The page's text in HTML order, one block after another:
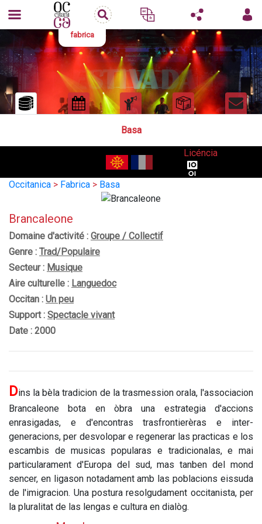
fabrica
Basa
Licéncia
Occitanica > Fabrica > Basa
Brancaleone
Domaine d'activité : Groupe / Collectif
Genre : Trad/Populaire
Secteur : Musique
Aire culturelle : Languedoc
Occitan : Un peu
Support : Spectacle vivant
Date : 2000
Dins la bèla tradicion de la trasmession orala, l'associacion
Brancaleone bota en òbra una estrategia d'accions
enrasigadas, e d'encontras trasfrontierèras e inter-
generacions, per desvolopar e regenerar las practicas e los
escambis de musicas popularas e tradicionalas, e mai
particularament d'Europa del sud, mas tanben del mond
sencer, en ligason notadament amb las poblacions eissuda
de l'imigracion. Una postura resolgudament occitanista, per
la pluralitat de las lengas e cultura en dialòg.